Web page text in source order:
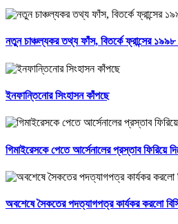
নতুন চাঞ্চল্যকর তথ্য ফাঁস, বিতর্কে ফ্রান্সের
ইনফান্তিনোর সিংহাসন কাঁপছে
গিমাইরেসকে পেতে আর্সেনালের প্রস্তাব ফিরিয়ে
অবশেষে সৈকতের পদত্যাগপত্র কার্যকর করলো